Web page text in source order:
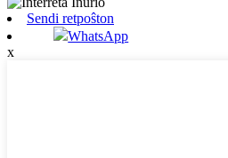
Sendi retpoŝton
WhatsApp
x